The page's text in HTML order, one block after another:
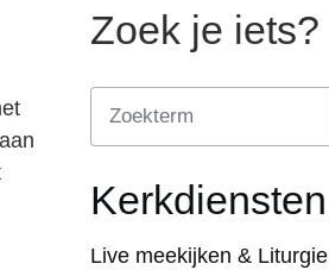
Zoek je iets?
Kerkdiensten
Live meekijken & Liturgie